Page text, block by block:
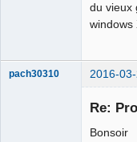
du vieux
windows
pach30310 2016-
Re:
Bonsoir